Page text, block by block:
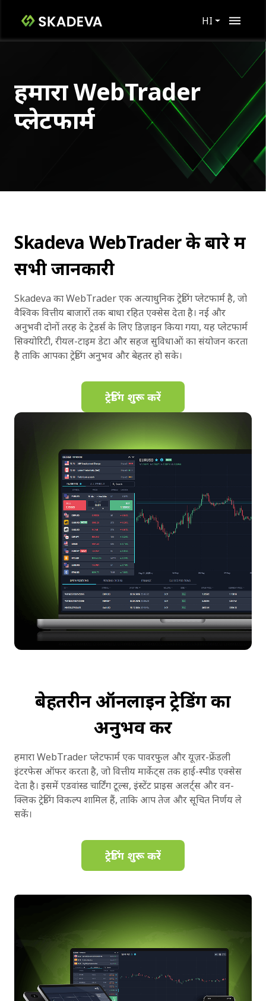
HI
हमारा WebTrader
प्लेटफार्म
Skadeva WebTrader के बारे में
सभी जानकारी
Skadeva का WebTrader एक अत्याधुनिक ट्रेडिंग प्लेटफार्म है, जो
वैश्विक वित्तीय बाजारों तक बाधा रहित एक्सेस देता है। नई और
अनुभवी दोनों तरह के ट्रेडर्स के लिए डिज़ाइन किया गया, यह प्लेटफार्म
सिक्योरिटी, रीयल-टाइम डेटा और सहज सुविधाओं का संयोजन करता
है ताकि आपका ट्रेडिंग अनुभव और बेहतर हो सके।
ट्रेडिंग शुरू करें
बेहतरीन ऑनलाइन ट्रेडिंग का
अनुभव करें
हमारा WebTrader प्लेटफार्म एक पावरफुल और यूज़र-फ्रेंडली
इंटरफेस ऑफर करता है, जो वित्तीय मार्केट्स तक हाई-स्पीड एक्सेस
देता है। इसमें एडवांस्ड चार्टिंग टूल्स, इंस्टेंट प्राइस अलर्ट्स और वन-
क्लिक ट्रेडिंग विकल्प शामिल हैं, ताकि आप तेज और सूचित निर्णय ले
सकें।
ट्रेडिंग शुरू करें